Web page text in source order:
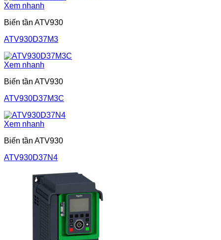
Xem nhanh
Biến tần ATV930
ATV930D37M3
Xem nhanh
Biến tần ATV930
ATV930D37M3C
Xem nhanh
Biến tần ATV930
ATV930D37N4